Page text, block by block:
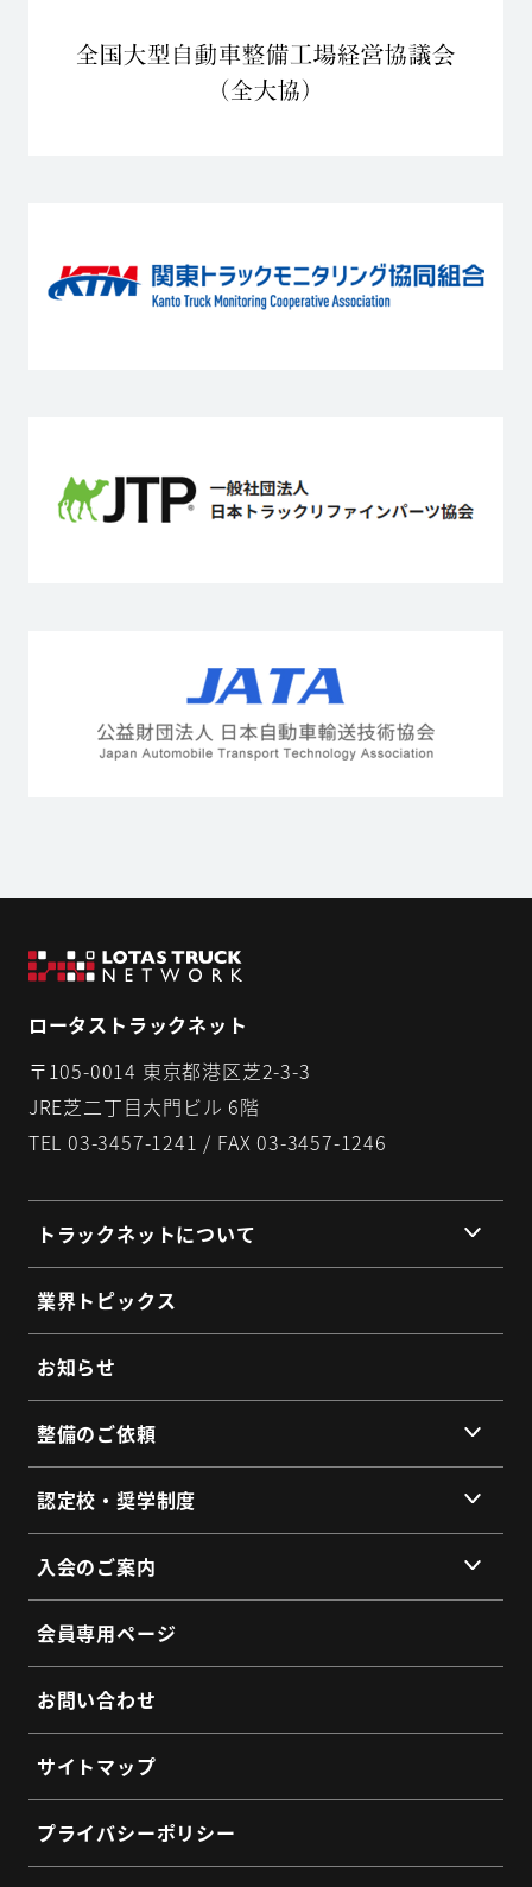
ロータストラックネット
〒105-0014 東京都港区芝2-3-3
JRE芝二丁目大門ビル 6階
TEL 03-3457-1241 / FAX 03-3457-1246
トラックネットについて
組織理念
組織概要
代表挨拶
提携企業・団体一覧
総会・地区会・研修会
会員同士のネットワークづくり
SDGs宣言
業界トピックス
お知らせ
整備のご依頼
提供サービス
サービス拠点
よくあるご質問
整備・メンテナンス依頼フォーム
認定校・奨学制度
認定校制度について
全国トラックネット企業紹介
よくあるご質問
認定制度に関するお問い合わせ
入会のご案内
入会の3つのメリット
会員インタビュー
よくあるご質問
入会希望フォーム
会員専用ページ
お問い合わせ
サイトマップ
プライバシーポリシー